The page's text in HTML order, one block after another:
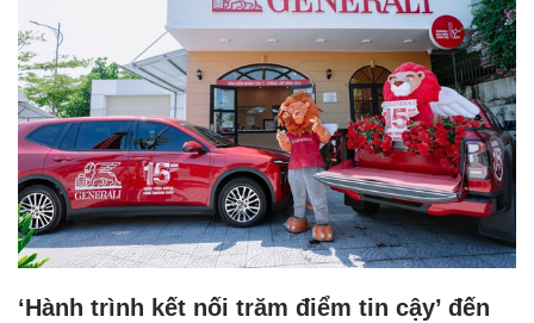
‘Hành trình kết nối trăm điểm tin cậy’ đến